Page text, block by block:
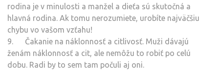
rodina je v minulosti a manžel a dieťa sú skutočná a
hlavná rodina. Ak tomu nerozumiete, urobíte najväčšiu
chybu vo vašom vzťahu!
9. Čakanie na náklonnosť a citlivosť. Muži dávajú
ženám náklonnosť a cit, ale nemôžu to robiť po celú
dobu. Radi by to sem tam počuli aj oni.